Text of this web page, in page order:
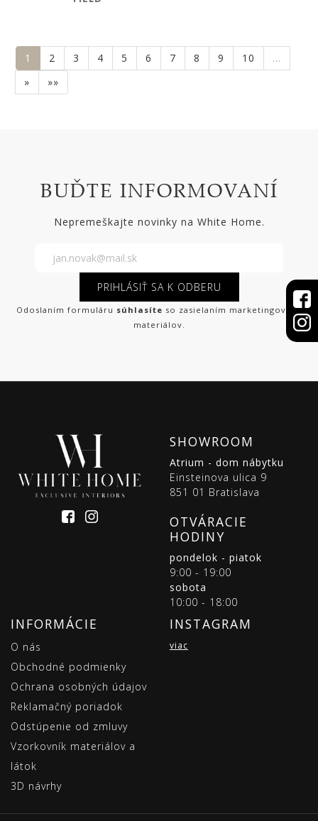
1 2 3 4 5 6 7 8 9 10
…
»
»»
BUĎTE INFORMOVANÍ
Nepremeškajte novinky na White Home.
PRIHLÁSIŤ SA K ODBERU
Odoslaním formuláru súhlasíte so zasielaním marketingových
materiálov.
SHOWROOM
Atrium - dom nábytku
Einsteinova ulica 9
851 01 Bratislava
OTVÁRACIE
HODINY
pondelok - piatok
9:00 - 19:00
sobota
10:00 - 18:00
INFORMÁCIE
O nás
Obchodné podmienky
Ochrana osobných údajov
Reklamačný poriadok
Odstúpenie od zmluvy
Vzorkovník materiálov a
látok
3D návrhy
INSTAGRAM
viac